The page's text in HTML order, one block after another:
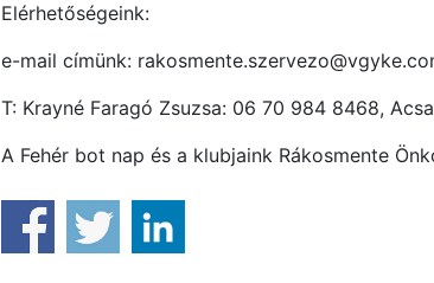
Elérhetőségeink:
e-mail címünk:
T: Krayné Faragó Zsuzsa: 06 70 984 8468,
A Fehér bot nap és a klubjaink Rákosmente